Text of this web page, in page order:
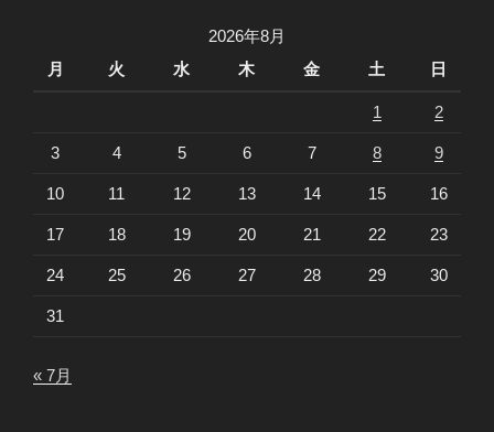
2026年8月
月
火 水 木 金 土 日
1 2
3 4 5 6 7 8 9
10 11 12 13 14 15 16
17 18 19 20 21 22 23
24 25 26 27 28 29 30
31
« 7月